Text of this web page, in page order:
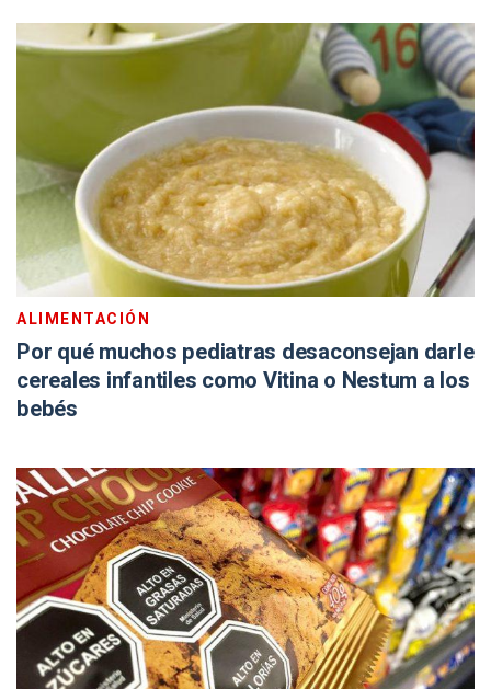
ALIMENTACIÓN
Por qué muchos pediatras desaconsejan darle
cereales infantiles como Vitina o Nestum a los
bebés